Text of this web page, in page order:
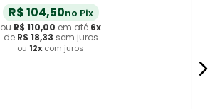
R$104,50no Pix
ou R$ 110,00 em até 6x
de R$ 18,33 sem juros
ou 12x com juros